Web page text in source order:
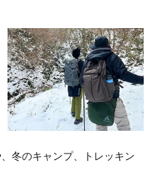
冬のキャンプ、トレッキン